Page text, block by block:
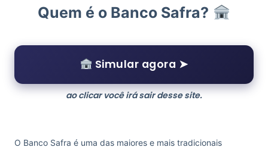
Quem é o Banco Safra?
Simular agora ➤
ao clicar você irá sair desse site.
O Banco Safra é uma das maiores e mais tradicionais